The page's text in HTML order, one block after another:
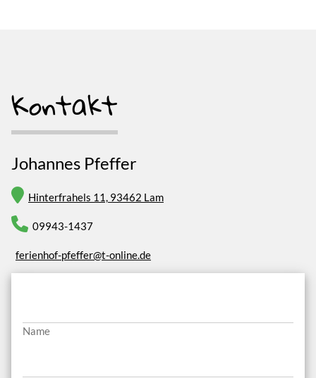
Kontakt
Johannes Pfeffer
Hinterfrahels 11, 93462 Lam
09943-1437
ferienhof-pfeffer@t-online.de
Name